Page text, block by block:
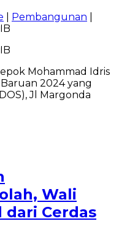
Pembangunan
Mohammad Idris
2024 yang
Jl Margonda
Wali
dari Cerdas